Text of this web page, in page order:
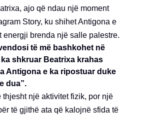
ajo që ndau një moment
Story, ku shihet Antigona e
energji brenda një salle palestre.
të më bashkohet në
shkruar Beatrixa krahas
Antigona e ka ripostuar duke
dua”.
thjesht një aktivitet fizik, por një
të gjithë ata që kalojnë sfida të